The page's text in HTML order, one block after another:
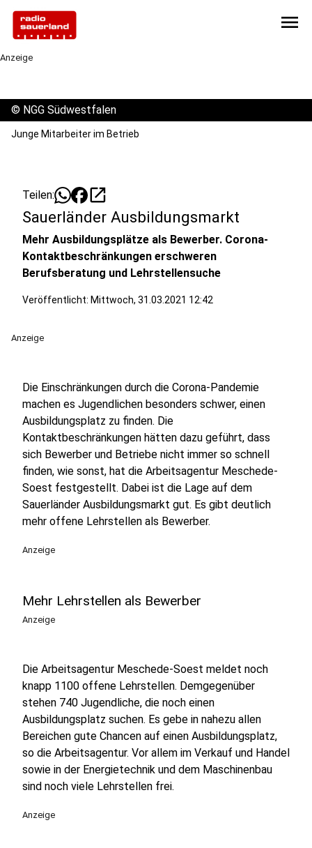
menu
Anzeige
© NGG Südwestfalen
Junge Mitarbeiter im Betrieb
Teilen: open_in_new
Sauerländer Ausbildungsmarkt
Mehr Ausbildungsplätze als Bewerber. Corona-
Kontaktbeschränkungen erschweren
Berufsberatung und Lehrstellensuche
Veröffentlicht: Mittwoch, 31.03.2021 12:42
Anzeige
Die Einschränkungen durch die Corona-Pandemie
machen es Jugendlichen besonders schwer, einen
Ausbildungsplatz zu finden. Die
Kontaktbeschränkungen hätten dazu geführt, dass
sich Bewerber und Betriebe nicht immer so schnell
finden, wie sonst, hat die Arbeitsagentur Meschede-
Soest festgestellt. Dabei ist die Lage auf dem
Sauerländer Ausbildungsmarkt gut. Es gibt deutlich
mehr offene Lehrstellen als Bewerber.
Anzeige
Mehr Lehrstellen als Bewerber
Anzeige
Die Arbeitsagentur Meschede-Soest meldet noch
knapp 1100 offene Lehrstellen. Demgegenüber
stehen 740 Jugendliche, die noch einen
Ausbildungsplatz suchen. Es gebe in nahezu allen
Bereichen gute Chancen auf einen Ausbildungsplatz,
so die Arbeitsagentur. Vor allem im Verkauf und Handel
sowie in der Energietechnik und dem Maschinenbau
sind noch viele Lehrstellen frei.
Anzeige